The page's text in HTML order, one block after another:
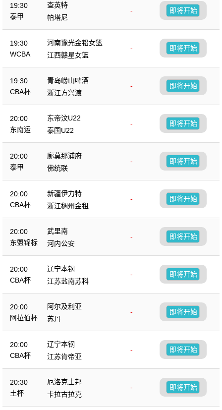
19:30
泰甲
查英特
-
帕塔尼
即将开始
19:30
WCBA
河南豫光金铅女篮
-
江西赣星女篮
即将开始
19:30
CBA杯
青岛崂山啤酒
-
浙江方兴渡
即将开始
20:00
东南运
东帝汶U22
-
泰国U22
即将开始
20:00
泰甲
廊莫那浦府
-
佛统联
即将开始
20:00
CBA杯
新疆伊力特
-
浙江稠州金租
即将开始
20:00
东盟锦标
武里南
-
河内公安
即将开始
20:00
CBA杯
辽宁本钢
-
江苏盐南苏科
即将开始
20:00
阿拉伯杯
阿尔及利亚
-
苏丹
即将开始
20:00
CBA杯
辽宁本钢
-
江苏肯帝亚
即将开始
20:30
土杯
厄洛克士邦
-
卡拉古拉克
即将开始